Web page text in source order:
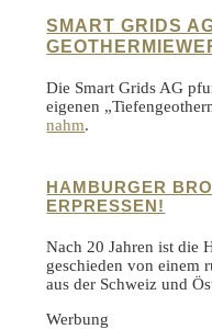
SMART GRIDS
Die Smart Grids AG
eigenen
nahm.
HAMBURGER
ERPRESSEN!
Nach 20 Jahren ist die
geschieden von einem
aus der Schweiz und
Werbung